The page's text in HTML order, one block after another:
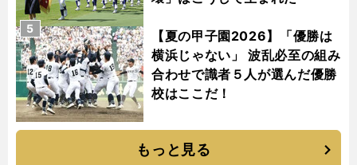
【夏の甲子園2026】「優勝は
横浜じゃない」 波乱必至の組み
合わせで識者５人が選んだ優勝
校はここだ！
5
もっと見る